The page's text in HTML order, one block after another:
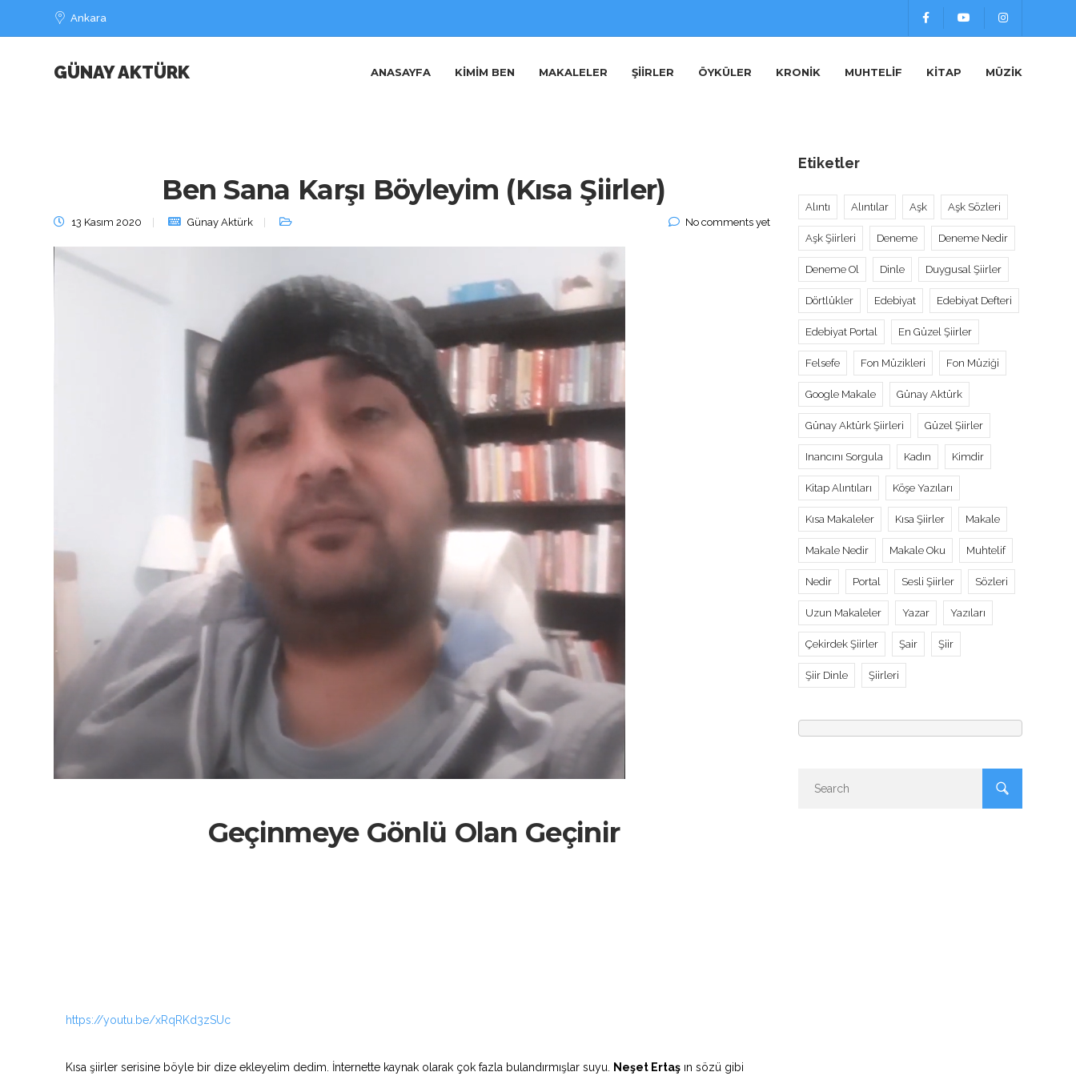
Ankara
GÜNAY AKTÜRK ANASAYFA KIMIM BEN MAKALELER ŞIIRLER ÖYKÜLER KRONIK MUHTELIF KITAP MÜZIK
Ben Sana Karşı Böyleyim (Kısa Şiirler)
13 Kasım 2020 Günay Aktürk No comments yet
Geçinmeye Gönlü Olan Geçinir
https://youtu.be/xRqRKd3zSUc
Kısa şiirler serisine böyle bir dize ekleyelim dedim. İnternette kaynak olarak çok fazla bulandırmışlar suyu. Neşet Ertaş ın sözü gibi
Etiketler
Alıntı Alıntılar Aşk Aşk Sözleri
Aşk Şiirleri Deneme Deneme Nedir
Deneme Ol Dinle Duygusal Şiirler
Dörtlükler Edebiyat Edebiyat Defteri
Edebiyat Portal En Güzel Şiirler
Felsefe Fon Müzikleri Fon Müziği
Google Makale Günay Aktürk
Günay Aktürk Şiirleri Güzel Şiirler
Inancını Sorgula Kadın Kimdir
Kitap Alıntıları Köşe Yazıları
Kısa Makaleler Kısa Şiirler Makale
Makale Nedir Makale Oku Muhtelif
Nedir Portal Sesli Şiirler Sözleri
Uzun Makaleler Yazar Yazıları
Çekirdek Şiirler Şair Şiir
Şiir Dinle Şiirleri